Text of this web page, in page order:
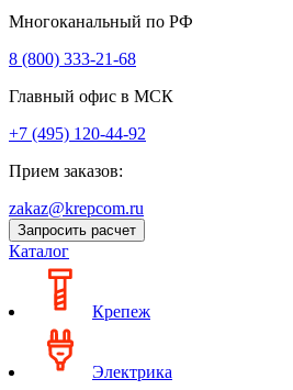
Многоканальный по РФ
8 (800) 333‑21-68
Главный офис в МСК
+7 (495) 120-44-92
Прием заказов:
zakaz@krepcom.ru
Запросить расчет
Каталог
Крепеж
Электрика